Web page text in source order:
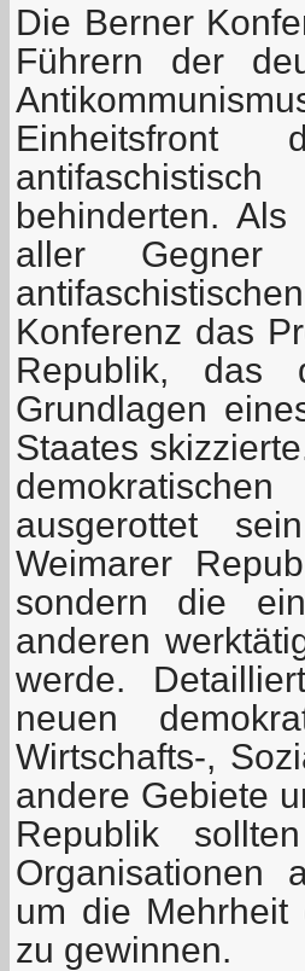
Die Berner
Führern der
behinderten.
aller Gegner
Konferenz das
Republik, das
Grundlagen
Staates
ausgerottet
Weimarer
sondern die
anderen
werde.
neuen
Wirtschafts-,
andere Gebiete
Republik
Organisationen
um die Mehrheit
zu gewinnen.